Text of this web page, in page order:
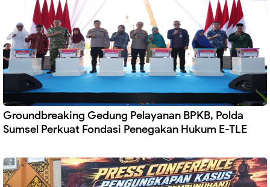
Groundbreaking Gedung Pelayanan BPKB, Polda
Sumsel Perkuat Fondasi Penegakan Hukum E-TLE